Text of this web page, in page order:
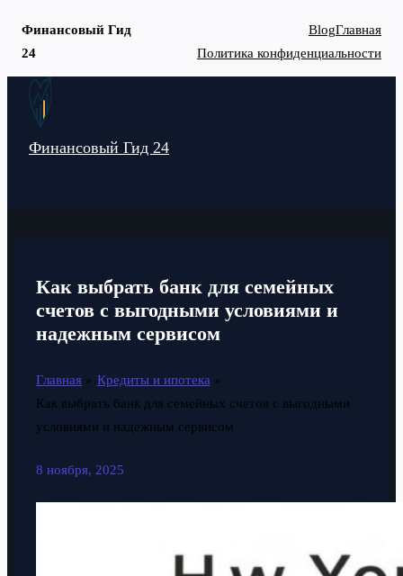
Финансовый Гид
24
BlogГлавная
Политика конфиденциальности
Перейти
Финансовый Гид 24
Как выбрать банк для семейных
счетов с выгодными условиями и
надежным сервисом
Главная
Кредиты и ипотека
Как выбрать банк для семейных счетов с выгодными
условиями и надежным сервисом
8 ноября, 2025